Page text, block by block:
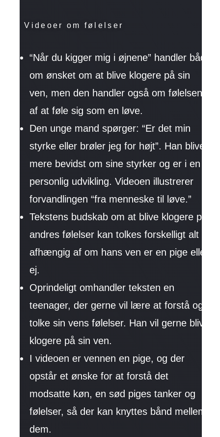
Videoer om følelser
“Når du kigger mig i øjnene” handler både
om ønsket om at blive klogere på sin
ven, men den handler også om følelsen
af at føle sig som en løve.
Den unge mand spørger: “Er det min
styrke eller brøler jeg for højt”. Han bliver
mere bevidst om sine styrker og er i en
personlig udvikling. Videoen illustrerer
forvandlingen “fra menneske til løve.”
Tekstens budskab om at blive klogere på
andres følelser kan tolkes forskelligt alt
afhængig af om hans ven er en pige eller
ej.
Oprindeligt omhandler teksten en
teenager, der gerne vil lære at forstå og
tolke sin vens følelser. Han vil gerne blive
klogere på sin ven.
I videoen er vennen en pige, og der
opstår et ønske for at forstå det
modsatte køn, en sød piges tanker og
følelser, så der kan knyttes bånd mellem
dem.